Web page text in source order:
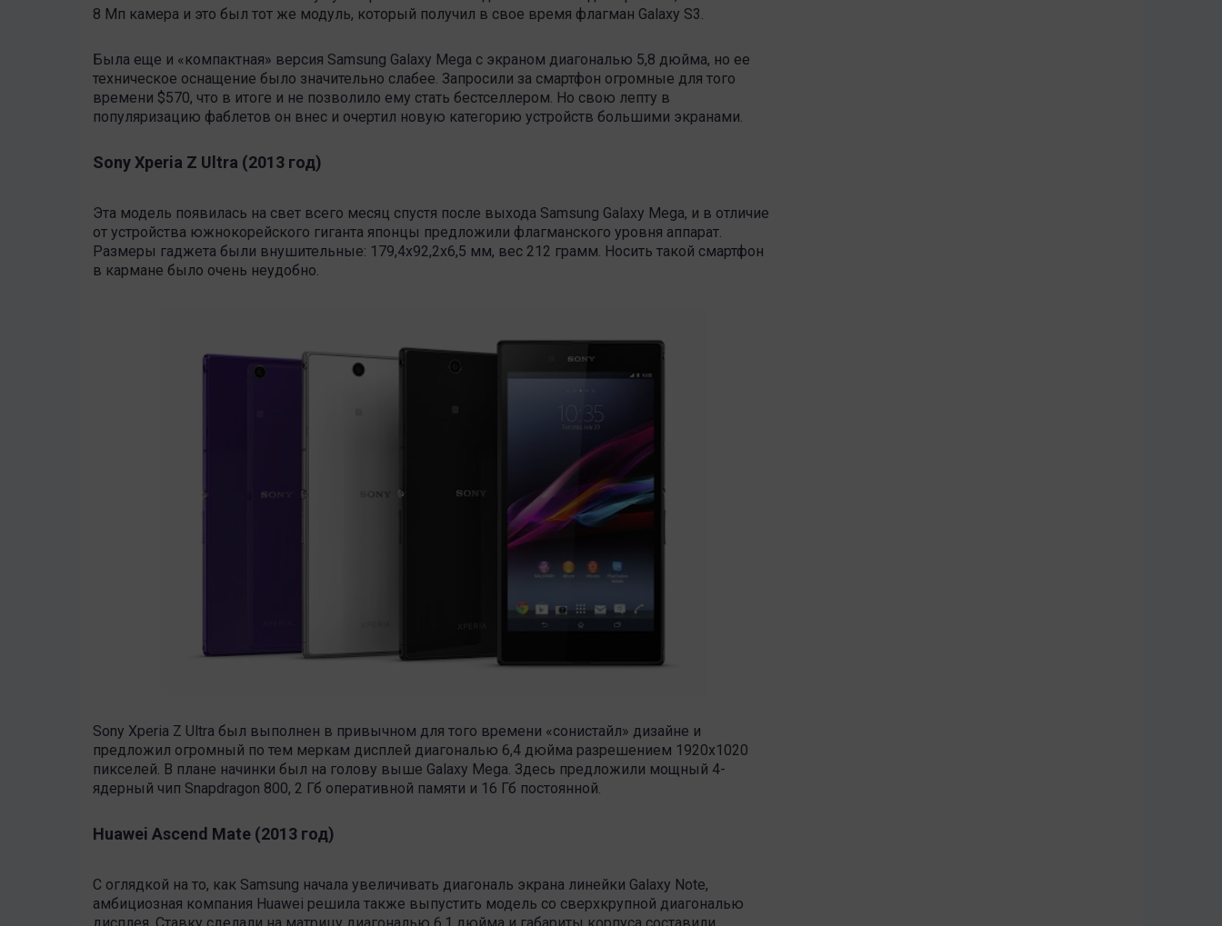
8 Мп камера и это был тот же модуль, который получил в свое время флагман Galaxy S3.
Была еще и «компактная» версия Samsung Galaxy Mega с экраном диагональю 5,8 дюйма, но ее
техническое оснащение было значительно слабее. Запросили за смартфон огромные для того
времени $570, что в итоге и не позволило ему стать бестселлером. Но свою лепту в
популяризацию фаблетов он внес и очертил новую категорию устройств большими экранами.
Sony Xperia Z Ultra (2013 год)
Эта модель появилась на свет всего месяц спустя после выхода Samsung Galaxy Mega, и в отличие
от устройства южнокорейского гиганта японцы предложили флагманского уровня аппарат.
Размеры гаджета были внушительные: 179,4х92,2х6,5 мм, вес 212 грамм. Носить такой смартфон
в кармане было очень неудобно.
Sony Xperia Z Ultra был выполнен в привычном для того времени «сонистайл» дизайне и
предложил огромный по тем меркам дисплей диагональю 6,4 дюйма разрешением 1920х1020
пикселей. В плане начинки был на голову выше Galaxy Mega. Здесь предложили мощный 4-
ядерный чип Snapdragon 800, 2 Гб оперативной памяти и 16 Гб постоянной.
Huawei Ascend Mate (2013 год)
С оглядкой на то, как Samsung начала увеличивать диагональ экрана линейки Galaxy Note,
амбициозная компания Huawei решила также выпустить модель со сверхкрупной диагональю